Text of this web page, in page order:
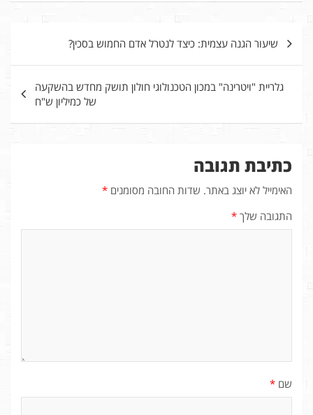
שיעור הגנה עצמית: כיצד לנטרל אדם החמוש בסכין?
גלריית "ויטרינה" במכון הטכנולוגי חולון תושק מחדש בהשקעה
של כמיליון ש"ח
כתיבת תגובה
האימייל לא יוצג באתר. שדות החובה מסומנים *
התגובה שלך *
שם *